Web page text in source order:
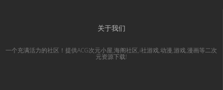
关于我们
一个充满活力的社区！提供ACG次元小屋,海阁社区,i社游戏,动漫,游戏,漫画等二次
元资源下载!